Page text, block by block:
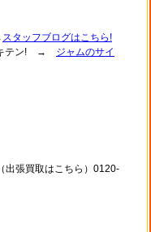
スタッフブログはこちら!
キテン! → ジャムのサイ
張買取はこちら）0120-